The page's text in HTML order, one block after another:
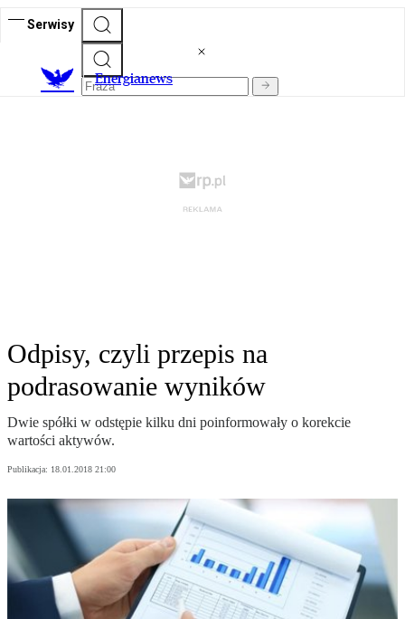
Serwisy
Energianews
Odpisy, czyli przepis na
podrasowanie wyników
Dwie spółki w odstępie kilku dni poinformowały o korekcie
wartości aktywów.
Publikacja: 18.01.2018 21:00